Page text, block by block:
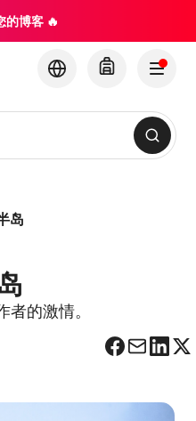
的博客 🔥
岛
的激情。
F
c
C
r
L
n
X
Index 一
利及其隐藏的